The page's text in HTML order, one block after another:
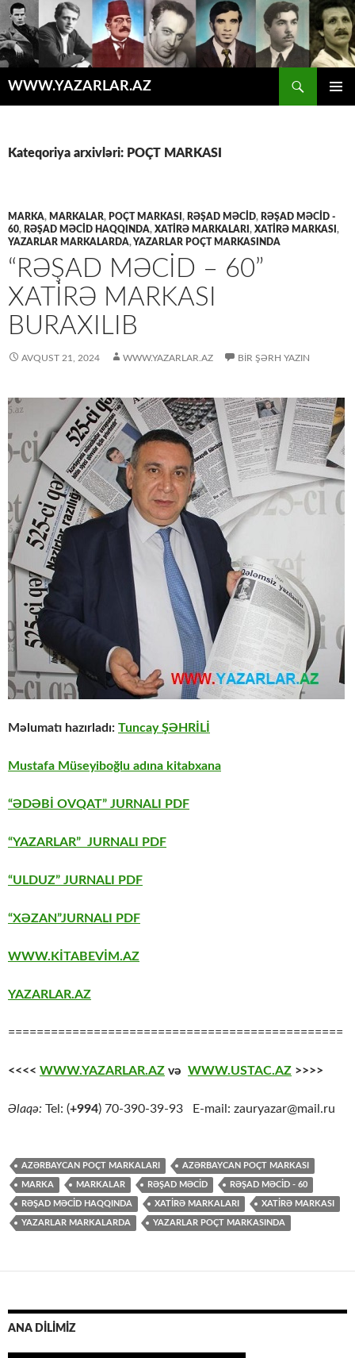
WWW.YAZARLAR.AZ
Kateqoriya arxivləri: POÇT MARKASI
MARKA, MARKALAR, POÇT MARKASI , RƏŞAD MƏCİD, RƏŞAD MƏCİD -
60, RƏŞAD MƏCİD HAQQINDA, XATİRƏ MARKALARI , XATİRƏ MARKASI ,
YAZARLAR MARKALARDA, YAZARLAR POÇT MARKASINDA
“RƏŞAD MƏCID – 60”
XATIRƏ MARKASI
BURAXILIB
AVQUST 21, 2024 WWW.YAZARLAR.AZ BIR ŞƏRH YAZIN
Məlumatı hazırladı: Tuncay ŞƏHRİLİ
Mustafa Müseyiboğlu adına kitabxana
“ƏDƏBİ OVQAT” JURNALI PDF
“YAZARLAR” JURNALI PDF
“ULDUZ” JURNALI PDF
“XƏZAN”JURNALI PDF
WWW.KİTABEVİM.AZ
YAZARLAR.AZ
===============================================
<<<< WWW.YAZARLAR.AZ və WWW.USTAC.AZ >>>>
Əlaqə: Tel: (+994) 70-390-39-93 E-mail: zauryazar@mail.ru
AZƏRBAYCAN POÇT MARKALARI AZƏRBAYCAN POÇT MARKASI
MARKA MARKALAR RƏŞAD MƏCİD RƏŞAD MƏCİD - 60
RƏŞAD MƏCİD HAQQINDA XATİRƏ MARKALARI XATİRƏ MARKASI
YAZARLAR MARKALARDA YAZARLAR POÇT MARKASINDA
ANA DİLİMİZ